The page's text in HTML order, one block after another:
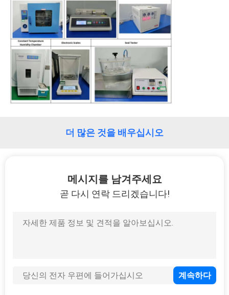
더 많은 것을 배우십시오
메시지를 남겨주세요
곧 다시 연락 드리겠습니다!